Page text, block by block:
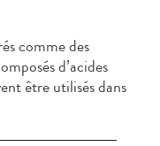
comme des
d’acides
être utilisés dans